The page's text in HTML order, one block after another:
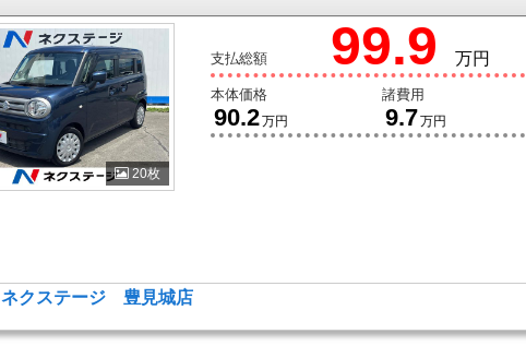
20枚
支払総額 99.9 万円
本体価格
90.2万円
諸費用
9.7万円
ネクステージ 豊見城店